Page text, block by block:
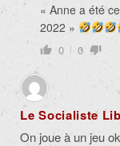
« Anne a été
2022 »
0 0
Le Socialiste
On joue à un jeu